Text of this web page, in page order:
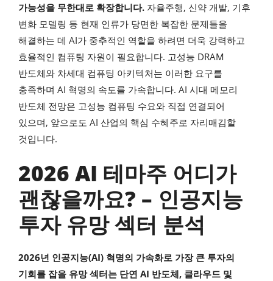
가능성을 무한대로 확장합니다. 자율주행, 신약 개발, 기후
변화 모델링 등 현재 인류가 당면한 복잡한 문제들을
해결하는 데 AI가 중추적인 역할을 하려면 더욱 강력하고
효율적인 컴퓨팅 자원이 필요합니다. 고성능 DRAM
반도체와 차세대 컴퓨팅 아키텍처는 이러한 요구를
충족하며 AI 혁명의 속도를 가속합니다. AI 시대 메모리
반도체 전망은 고성능 컴퓨팅 수요와 직접 연결되어
있으며, 앞으로도 AI 산업의 핵심 수혜주로 자리매김할
것입니다.
2026 AI 테마주 어디가
괜찮을까요? – 인공지능
투자 유망 섹터 분석
2026년 인공지능(AI) 혁명의 가속화로 가장 큰 투자의
기회를 잡을 유망 섹터는 단연 AI 반도체, 클라우드 및